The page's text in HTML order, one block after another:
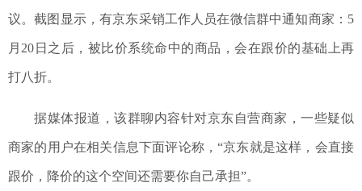
议。截图显示，有京东采销工作人员在微信群中通知商家：5
月20日之后，被比价系统命中的商品，会在跟价的基础上再
打八折。
据媒体报道，该群聊内容针对京东自营商家，一些疑似
商家的用户在相关信息下面评论称，“京东就是这样，会直接
跟价，降价的这个空间还需要你自己承担”。